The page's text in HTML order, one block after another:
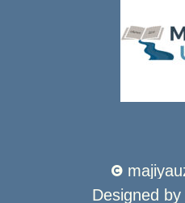
Designed